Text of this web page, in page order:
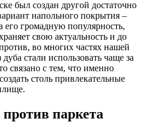
был создан другой достаточно
напольного покрытия –
его громадную популярность,
свою актуальность и до
во многих частях нашей
стали использовать чаще за
связано с тем, что именно
столь привлекательные
паркета